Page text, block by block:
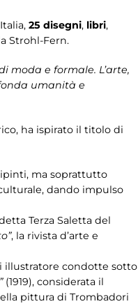
25 disegni, libri,
Strohl-Fern.
moda e formale. L’arte,
umanità e
ha ispirato il titolo di
ma soprattutto
dando impulso
Terza Saletta del
, la rivista d’arte e
illustratore condotte sotto
(1919), considerata il
pittura di Trombadori